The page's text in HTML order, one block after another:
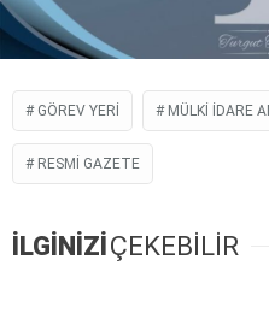
GÖREV YERI MÜLKI İDARE
RESMI GAZETE
İLGİNİZİÇEKEBİLİR